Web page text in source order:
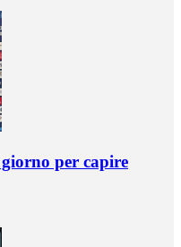
per capire